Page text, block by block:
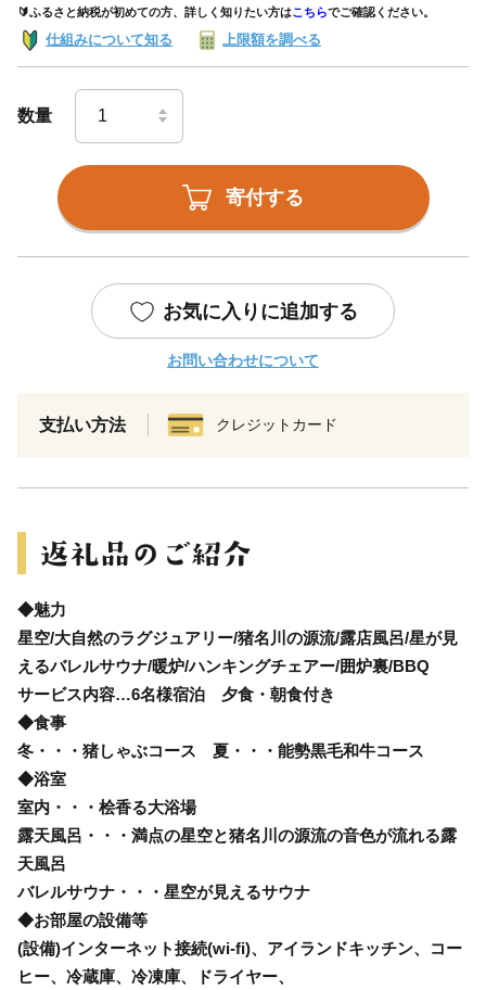
🔰ふるさと納税が初めての方、詳しく知りたい方はこちらでご確認ください。
仕組みについて知る 上限額を調べる
数量
寄付する
お気に入りに追加する
お問い合わせについて
支払い方法 クレジットカード
◆魅力
星空/大自然のラグジュアリー/猪名川の源流/露店風呂/星が見
えるバレルサウナ/暖炉/ハンキングチェアー/囲炉裏/BBQ
サービス内容…6名様宿泊 夕食・朝食付き
◆食事
冬・・・猪しゃぶコース 夏・・・能勢黒毛和牛コース
◆浴室
室内・・・桧香る大浴場
露天風呂・・・満点の星空と猪名川の源流の音色が流れる露
天風呂
バレルサウナ・・・星空が見えるサウナ
◆お部屋の設備等
(設備)インターネット接続(wi-fi)、アイランドキッチン、コー
ヒー、冷蔵庫、冷凍庫、ドライヤー、